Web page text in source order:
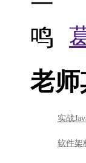
老师
实战
软件架